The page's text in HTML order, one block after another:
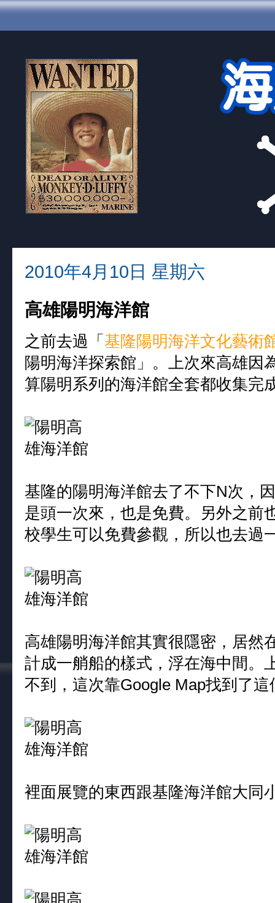
2010年4月10日 星期六
高雄陽明海洋館
之前去過「 基隆陽明海洋文化藝術
陽明海洋探索館」。上次來高雄因
算陽明系列的海洋館全套都收集完
基隆的陽明海洋館去了不下N次，
是頭一次來，也是免費。另外之前
校學生可以免費參觀，所以也去過
高雄陽明海洋館其實很隱密，居然
計成一艄船的樣式，浮在海中間。
不到，這次靠Google Map找到了這
裡面展覽的東西跟基隆海洋館大同